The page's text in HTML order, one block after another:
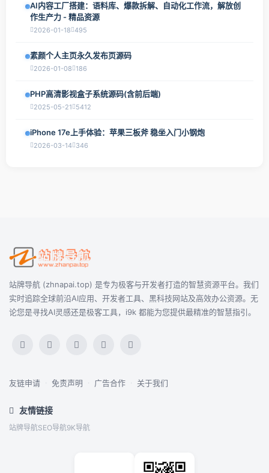
AI内容工厂搭建：语料库、爆款拆解、自动化工作流，解放创
作生产力 - 精品资源
2026-01-18 495
素颜个人主页永久发布页源码
2026-01-08 186
PHP高清影视盒子系统源码(含前后端)
2025-05-21 5412
iPhone 17e上手体验：苹果三板斧 稳坐入门小钢炮
2026-03-14 346
站牌导航 (zhnapai.top) 是专为极客与开发者打造的智慧资源平台。我们
实时追踪全球前沿AI应用、开发者工具、黑科技网站及高效办公资源。无
论您是寻找AI灵感还是极客工具，i9k 都能为您提供最精准的智慧指引。
友链申请 · 免责声明 · 广告合作 · 关于我们
友情链接
站牌导航SEO导航9K导航